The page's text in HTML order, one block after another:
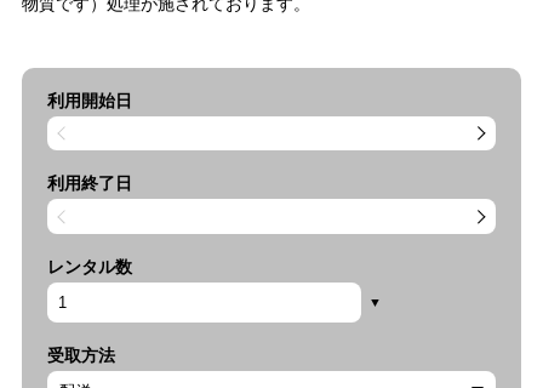
利用開始日
利用終了日
レンタル数
受取方法